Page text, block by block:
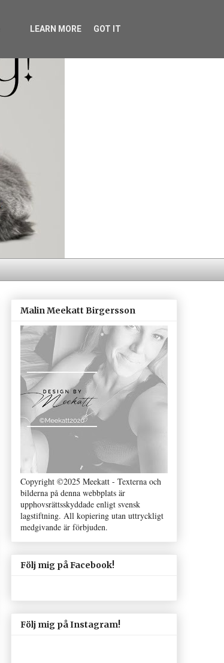
Malin Meekatt Birgersson
Copyright ©2025 Meekatt - Texterna och
bilderna på denna webbplats är
upphovsrättsskyddade enligt svensk
lagstiftning. All kopiering utan uttryckligt
medgivande är förbjuden.
Följ mig på Facebook!
Följ mig på Instagram!
LEARN MORE GOT IT